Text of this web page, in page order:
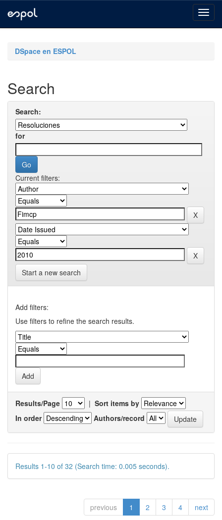
navigationDSpace en ESPOL
Search
Search:
for
Current filters:
Start a new search
Add filters:
Use filters to refine the search results.
Results/Page | Sort items by
In order
Authors/record
Results 1-10 of 32 (Search time: 0.005 seconds).
previous 1 2 3 4 next